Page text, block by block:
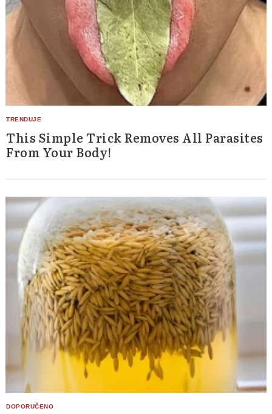
This Simple Trick Removes All Parasites
From Your Body!
Search
for: